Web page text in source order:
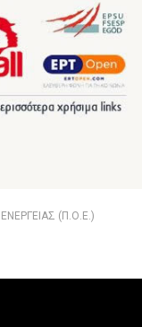
(Π.Ο.Ε.)